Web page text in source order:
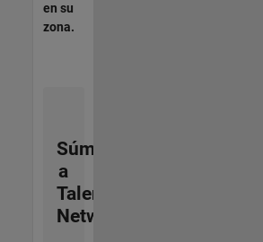
en su
zona.
Súmese
a
Talent
Network